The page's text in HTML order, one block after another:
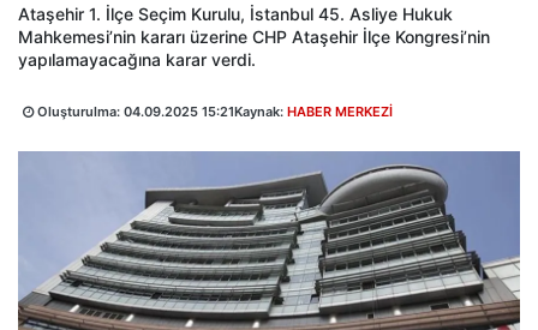
Ataşehir 1. İlçe Seçim Kurulu, İstanbul 45. Asliye Hukuk
Mahkemesi’nin kararı üzerine CHP Ataşehir İlçe Kongresi’nin
yapılamayacağına karar verdi.
Oluşturulma: 04.09.2025 15:21Kaynak: HABER MERKEZİ